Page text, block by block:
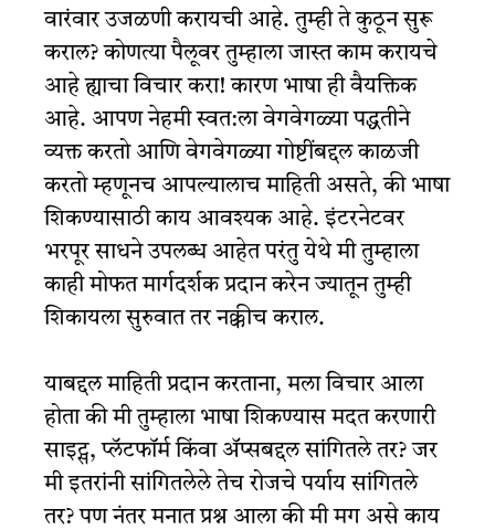
वारंवार उजळणी करायची आहे. तुम्ही ते कुठून सुरू
कराल? कोणत्या पैलूवर तुम्हाला जास्त काम करायचे
आहे ह्याचा विचार करा! कारण भाषा ही वैयक्तिक
आहे. आपण नेहमी स्वत:ला वेगवेगळ्या पद्धतीने
व्यक्त करतो आणि वेगवेगळ्या गोष्टींबद्दल काळजी
करतो म्हणूनच आपल्यालाच माहिती असते, की भाषा
शिकण्यासाठी काय आवश्यक आहे. इंटरनेटवर
भरपूर साधने उपलब्ध आहेत परंतु येथे मी तुम्हाला
काही मोफत मार्गदर्शक प्रदान करेन ज्यातून तुम्ही
शिकायला सुरुवात तर नक्कीच कराल.
याबद्दल माहिती प्रदान करताना, मला विचार आला
होता की मी तुम्हाला भाषा शिकण्यास मदत करणारी
साइट्स, प्लॅटफॉर्म किंवा ॲप्सबद्दल सांगितले तर? जर
मी इतरांनी सांगितलेले तेच रोजचे पर्याय सांगितले
तर? पण नंतर मनात प्रश्न आला की मी मग असे काय